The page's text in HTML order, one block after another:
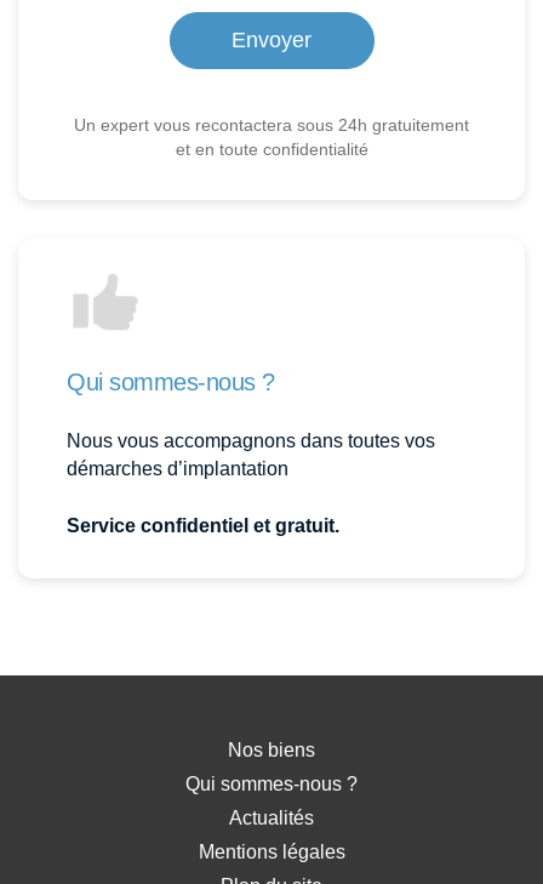
Un expert vous recontactera sous 24h gratuitement
et en toute confidentialité
Qui sommes-nous ?
Nous vous accompagnons dans toutes vos
démarches d’implantation
Service confidentiel et gratuit.
Nos biens
Qui sommes-nous ?
Actualités
Mentions légales